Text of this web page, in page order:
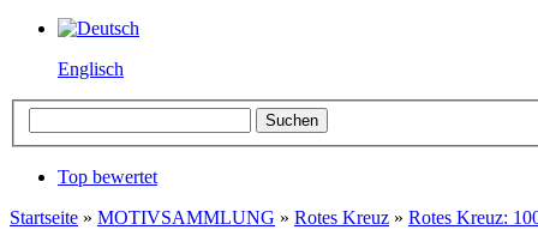
Englisch
Top bewertet
Startseite » MOTIVSAMMLUNG » Rotes Kreuz » Rotes Kreuz: